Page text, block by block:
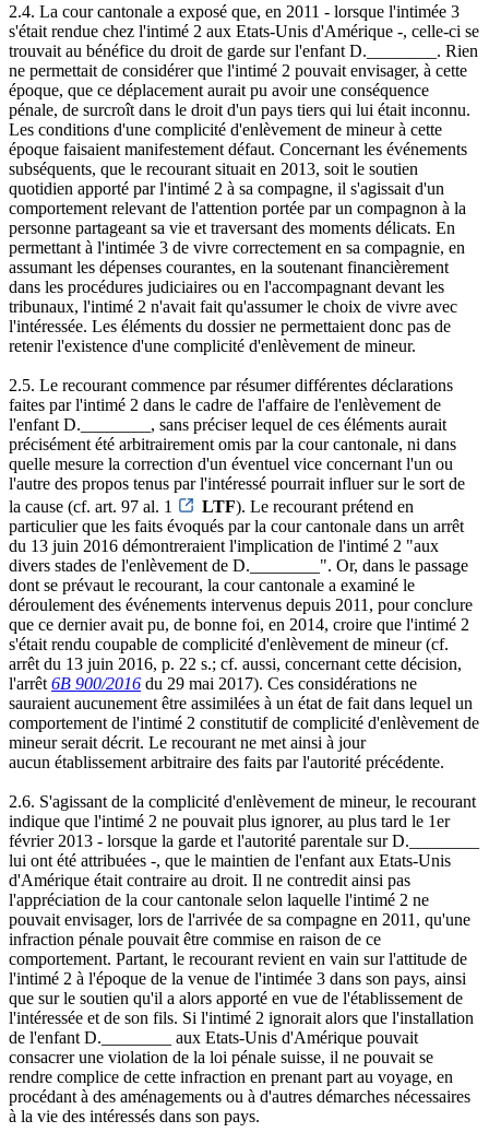
2.4. La cour cantonale a exposé que, en 2011 - lorsque l'intimée 3
s'était rendue chez l'intimé 2 aux Etats-Unis d'Amérique -, celle-ci se
trouvait au bénéfice du droit de garde sur l'enfant D.________. Rien
ne permettait de considérer que l'intimé 2 pouvait envisager, à cette
époque, que ce déplacement aurait pu avoir une conséquence
pénale, de surcroît dans le droit d'un pays tiers qui lui était inconnu.
Les conditions d'une complicité d'enlèvement de mineur à cette
époque faisaient manifestement défaut. Concernant les événements
subséquents, que le recourant situait en 2013, soit le soutien
quotidien apporté par l'intimé 2 à sa compagne, il s'agissait d'un
comportement relevant de l'attention portée par un compagnon à la
personne partageant sa vie et traversant des moments délicats. En
permettant à l'intimée 3 de vivre correctement en sa compagnie, en
assumant les dépenses courantes, en la soutenant financièrement
dans les procédures judiciaires ou en l'accompagnant devant les
tribunaux, l'intimé 2 n'avait fait qu'assumer le choix de vivre avec
l'intéressée. Les éléments du dossier ne permettaient donc pas de
retenir l'existence d'une complicité d'enlèvement de mineur.
2.5. Le recourant commence par résumer différentes déclarations
faites par l'intimé 2 dans le cadre de l'affaire de l'enlèvement de
l'enfant D.________, sans préciser lequel de ces éléments aurait
précisément été arbitrairement omis par la cour cantonale, ni dans
quelle mesure la correction d'un éventuel vice concernant l'un ou
l'autre des propos tenus par l'intéressé pourrait influer sur le sort de
la cause (cf. art. 97 al. 1
LTF). Le recourant prétend en
particulier que les faits évoqués par la cour cantonale dans un arrêt
du 13 juin 2016 démontreraient l'implication de l'intimé 2 "aux
divers stades de l'enlèvement de D.________". Or, dans le passage
dont se prévaut le recourant, la cour cantonale a examiné le
déroulement des événements intervenus depuis 2011, pour conclure
que ce dernier avait pu, de bonne foi, en 2014, croire que l'intimé 2
s'était rendu coupable de complicité d'enlèvement de mineur (cf.
arrêt du 13 juin 2016, p. 22 s.; cf. aussi, concernant cette décision,
l'arrêt 6B 900/2016 du 29 mai 2017). Ces considérations ne
sauraient aucunement être assimilées à un état de fait dans lequel un
comportement de l'intimé 2 constitutif de complicité d'enlèvement de
mineur serait décrit. Le recourant ne met ainsi à jour
aucun établissement arbitraire des faits par l'autorité précédente.
2.6. S'agissant de la complicité d'enlèvement de mineur, le recourant
indique que l'intimé 2 ne pouvait plus ignorer, au plus tard le 1er
février 2013 - lorsque la garde et l'autorité parentale sur D.________
lui ont été attribuées -, que le maintien de l'enfant aux Etats-Unis
d'Amérique était contraire au droit. Il ne contredit ainsi pas
l'appréciation de la cour cantonale selon laquelle l'intimé 2 ne
pouvait envisager, lors de l'arrivée de sa compagne en 2011, qu'une
infraction pénale pouvait être commise en raison de ce
comportement. Partant, le recourant revient en vain sur l'attitude de
l'intimé 2 à l'époque de la venue de l'intimée 3 dans son pays, ainsi
que sur le soutien qu'il a alors apporté en vue de l'établissement de
l'intéressée et de son fils. Si l'intimé 2 ignorait alors que l'installation
de l'enfant D.________ aux Etats-Unis d'Amérique pouvait
consacrer une violation de la loi pénale suisse, il ne pouvait se
rendre complice de cette infraction en prenant part au voyage, en
procédant à des aménagements ou à d'autres démarches nécessaires
à la vie des intéressés dans son pays.